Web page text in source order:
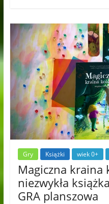
Gry Książki wiek 0+
Magiczna kraina
niezwykła
GRA planszowa